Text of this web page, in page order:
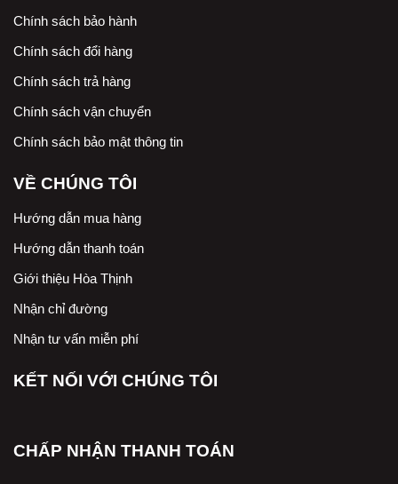
Chính sách bảo hành
Chính sách đổi hàng
Chính sách trả hàng
Chính sách vận chuyển
Chính sách bảo mật thông tin
VỀ CHÚNG TÔI
Hướng dẫn mua hàng
Hướng dẫn thanh toán
Giới thiệu Hòa Thịnh
Nhận chỉ đường
Nhận tư vấn miễn phí
KẾT NỐI VỚI CHÚNG TÔI
CHẤP NHẬN THANH TOÁN